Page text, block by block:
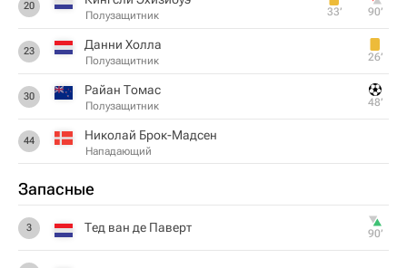
20
Полузащитник 33‎’‎ 90‎’‎
23 Данни Холла
Полузащитник 26‎’‎
30 Райан Томас
Полузащитник 48‎’‎
44 Николай Брок-Мадсен
Нападающий
Запасные
3 Тед ван де Паверт 90‎’‎